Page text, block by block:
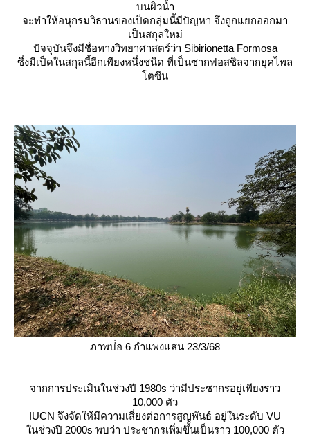
บนผิวน้ำ
จะทำให้อนุกรมวิธานของเป็ดกลุ่มนี้มีปัญหา จึงถูกแยกออกมา
เป็นสกุลใหม่
ปัจจุบันจึงมีชื่อทางวิทยาศาสตร์ว่า Sibirionetta Formosa
ซึ่งมีเป็ดในสกุลนี้อีกเพียงหนึ่งชนิด ที่เป็นซากฟอสซิลจากยุคไพล
ตซีน
ภาพบ่่อ 6 กำแพงแสน 23/3/68
จากการประเมินในช่วงปี 1980s ว่ามีประชากรอยู่เพียงราว
10,000 ตัว
IUCN จึงจัดให้มีความเสี่ยงต่อการสูญพันธ์ อยู่ในระดับ VU
นช่วงปี 2000s พบว่า ประชากรเพิ่มขึ้นเป็นราว 100,000 ตัว